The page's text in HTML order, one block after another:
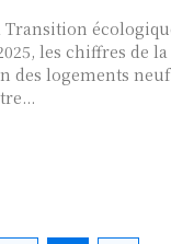
les chiffres de la
des logements